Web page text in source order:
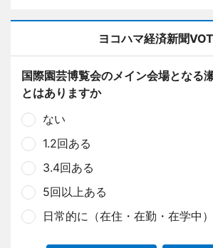
ヨコハマ経済新聞
国際園芸博覧会のメイン会場となる
とはありますか
ない
1.2回ある
3.4回ある
5回以上ある
日常的に（在住・在勤・在学中）